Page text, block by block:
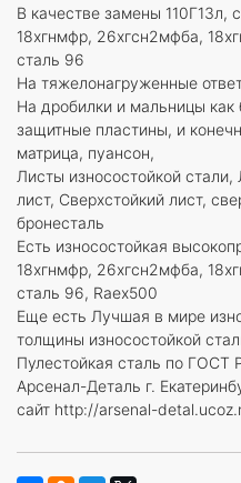
В качестве замены 110Г13л,
18хгнмфр, 26хгсн2мфба,
сталь 96
На тяжелонагруженные
На дробилки и мальницы как
защитные пластины, и
матрица, пуансон,
Листы износостойкой
лист, Сверхстойкий лист,
бронесталь
Есть износостойкая
18хгнмфр, 26хгсн2мфба,
сталь 96, Raex500
Еще есть Лучшая в мире
толщины износостойкой
Пулестойкая сталь по
Арсенал-Деталь г.
сайт http://arsenal-